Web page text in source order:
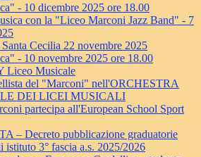
- 10 dicembre 2025 ore 18.00
con la "Liceo Marconi Jazz Band" - 7
Cecilia 22 novembre 2025
- 10 novembre 2025 ore 18.00
Liceo Musicale
del "Marconi" nell'ORCHESTRA
DEI LICEI MUSICALI
partecipa all'European School Sport
– Decreto pubblicazione graduatorie
istituto 3° fascia a.s. 2025/2026